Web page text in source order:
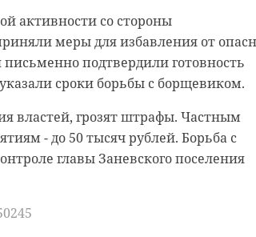
активности со стороны
меры для избавления от
письменно подтвердили готовность
сроки борьбы с борщевиком.
властей, грозят штрафы. Частным
- до 50 тысяч рублей. Борьба с
главы Заневского поселения
в том числе оценил результат
правительства ДНР
компаний, которые занимались
области Сергей
подшефных
и развивая ключевые объекты
на модернизации дорог,